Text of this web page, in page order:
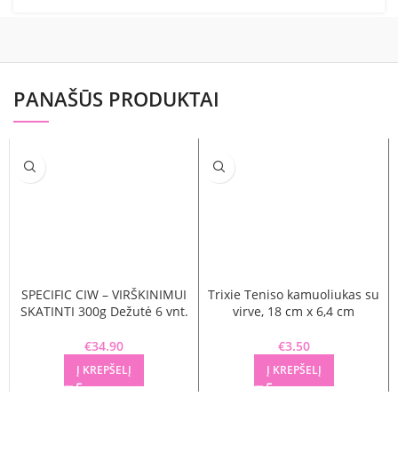
PANAŠŪS PRODUKTAI
SPECIFIC CIW – VIRŠKINIMUI
SKATINTI 300g Dežutė 6 vnt.
€34.90
Į KREPŠELĮ
Trixie Teniso kamuoliukas su
virve, 18 cm x 6,4 cm
€3.50
Į KREPŠELĮ